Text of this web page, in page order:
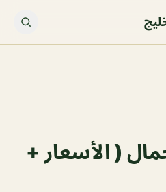
( الأسعار +